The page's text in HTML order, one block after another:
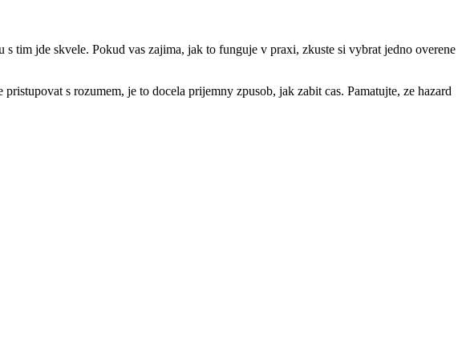
tim jde skvele. Pokud vas zajima, jak to funguje v praxi, zkuste si vybrat jedno overene
s rozumem, je to docela prijemny zpusob, jak zabit cas. Pamatujte, ze hazard